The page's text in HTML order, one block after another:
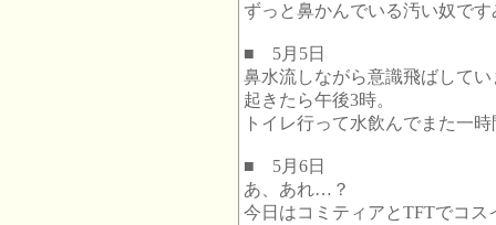
ずっと鼻かんでいる汚い奴で
■ 5月5日
鼻水流しながら意識飛ばしてい
起きたら午後3時。
トイレ行って水飲んでまた一
■ 5月6日
あ、あれ…？
今日はコミティアとTFTでコ